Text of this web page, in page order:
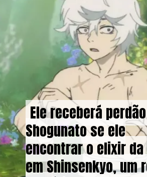
Ele receberá
Shogunato se ele
encontrar o elixir
em Shinsenkyo, um
Ele receberá
Shogunato se ele
encontrar o elixir
em Shinsenkyo, um